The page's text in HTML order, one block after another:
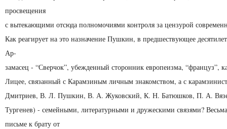
просвещения
с вытекающими отсюда полномочиями контроля за цензурой
Как реагирует на это назначение Пушкин, в предшествующее
Ар-
замасец - “Сверчок”, убежденный сторонник европеизма, “француз”,
Лицее, связанный с Карамзиным личным знакомством, а с
Дмитриев, В. Л. Пушкин, В. А. Жуковский, К. Н. Батюшков, П. А.
Тургенев) - семейными, литературными и дружескими связями?
письме к брату от